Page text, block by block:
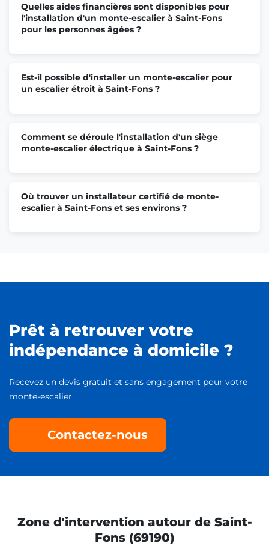
Quelles aides financières sont disponibles pour
l'installation d'un monte-escalier à Saint-Fons
pour les personnes âgées ?
Est-il possible d'installer un monte-escalier pour
un escalier étroit à Saint-Fons ?
Comment se déroule l'installation d'un siège
monte-escalier électrique à Saint-Fons ?
Où trouver un installateur certifié de monte-
escalier à Saint-Fons et ses environs ?
Prêt à retrouver votre
indépendance à domicile ?
Recevez un devis gratuit et sans engagement pour votre
monte-escalier.
Contactez-nous
Zone d'intervention autour de Saint-
Fons (69190)